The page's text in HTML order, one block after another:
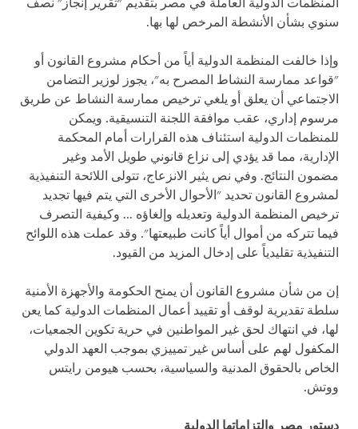
المنظمات الدولية العاملة في مصر بتقديم "تقرير إنجاز" نصف
سنوي بشأن الأنشطة المرخص لها بها.
وإذا خالفت المنظمة الدولية أياً من أحكام مشروع القانون أو
"قواعد ممارسة النشاط المصرح به"، يجوز لوزير التضامن
الاجتماعي أن يعلق أو يلغي ترخيص ممارسة النشاط عن طريق
مرسوم إداري، عقب موافقة اللجنة التنسيقية. ويمكن
للمنظمات الدولية استئناف هذه القرارات أمام المحكمة
الإدارية، مما قد يؤدي إلى نزاع قانوني طويل الأمد وغير
مضمون النتائج. وفي نص يثير الانزعاج، تتولى اللائحة التنفيذية
لمشروع القانون تحديد "الأحوال الأخرى التي يتم فيها تجديد
ترخيص المنظمة الدولية وتعديله وإلغاؤه ... وكيفية التصرف
فيما تتركه من أموال أياً كانت طبيعتها". وقد عملت هذه اللوائح
التنفيذية تقليدياً على إدخال المزيد من القيود.
إن من شأن مشروع القانون أن يمنح الحكومة والأجهزة الأمنية
سلطة تقديرية لوقف أو تقييد أعمال المنظمات الدولية كما يعن
لها، في انتهاك لحق غير المواطنين في حرية تكوين الجمعيات،
المكفول لهم على أساس غير تمييزي بموجب العهد الدولي
الخاص بالحقوق المدنية والسياسية، بحسب هيومن رايتس
ووتش.